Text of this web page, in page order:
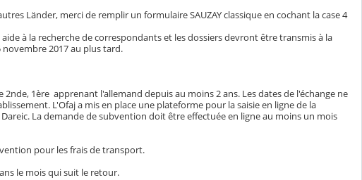
Länder, merci de remplir un formulaire SAUZAY classique en cochant la case 4
à la recherche de correspondants et les dossiers devront être transmis à la
2017 au plus tard.
2nde, 1ère apprenant l'allemand depuis au moins 2 ans. Les dates de l'échange ne
L'Ofaj a mis en place une plateforme pour la saisie en ligne de la
La demande de subvention doit être effectuée en ligne au moins un mois
pour les frais de transport.
le mois qui suit le retour.